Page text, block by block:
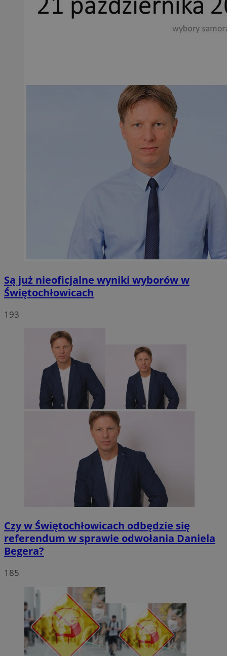
Są już nieoficjalne wyniki wyborów w
Świętochłowicach
193
Czy w Świętochłowicach odbędzie się
referendum w sprawie odwołania Daniela
Begera?
185